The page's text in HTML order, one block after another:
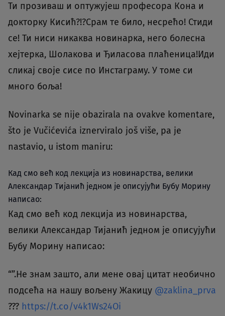
Ти прозиваш и оптужујеш професора Кона и
докторку Кисић?!?Срам те било, несрећо! Стиди
се! Ти ниси никаква новинарка, него болесна
хејтерка, Шолакова и Ђиласова плаћеница!Иди
сликај своје сисе по Инстаграму. У томе си
много боља!
Novinarka se nije obazirala na ovakve komentare,
što je Vučićevića iznerviralo još više, pa je
nastavio, u istom maniru:
Кад смо већ код лекција из новинарства, велики
Александар Тијанић једном је описујући Бубу Морину
написао:
Кад смо већ код лекција из новинарства,
велики Александар Тијанић једном је описујући
Бубу Морину написао:
“”.Не знам зашто, али мене овај цитат необично
подсећа на нашу вољену Жакицу @zaklina_prva
??? https://t.co/v4k1Ws24Oi